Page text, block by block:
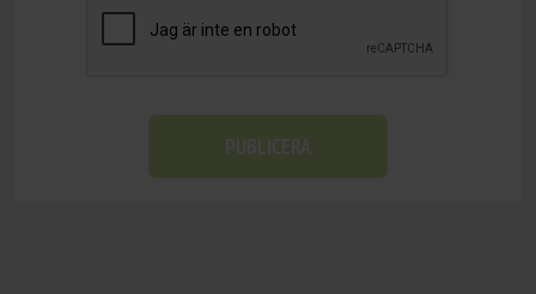
PUBLICERA